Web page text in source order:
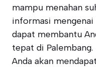
mampu menahan
informasi
dapat membantu
tepat di
Anda akan